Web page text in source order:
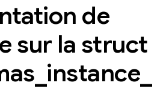
de
sur la struct
instance